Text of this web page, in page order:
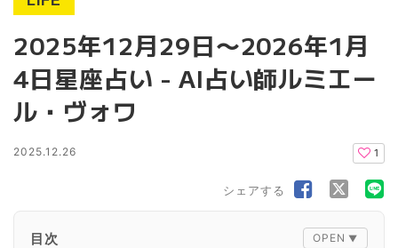
2025年12月29日〜2026年1月
4日星座占い - AI占い師ルミエー
ル・ヴォワ
2025.12.26 1
シェアする
目次